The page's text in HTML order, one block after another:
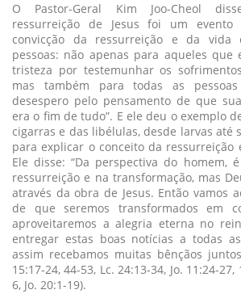
O Pastor-Geral Kim Joo-Cheol
ressurreição de Jesus foi um
convicção da ressurreição e da
pessoas: não apenas para aqueles que
tristeza por testemunhar os
mas também para todas as
desespero pelo pensamento de que
era o fim de tudo”. E ele deu o exemplo
cigarras e das libélulas, desde larvas até
para explicar o conceito da ressurreição
Ele disse: “Da perspectiva do homem,
ressurreição e na transformação, mas
através da obra de Jesus. Então vamos
de que seremos transformados em
aproveitaremos a alegria eterna no
entregar estas boas notícias a todas
assim recebamos muitas bênçãos
15:17-24, 44-53, Lc. 24:13-34, Jo. 11:24-27,
6, Jo. 20:1-19).